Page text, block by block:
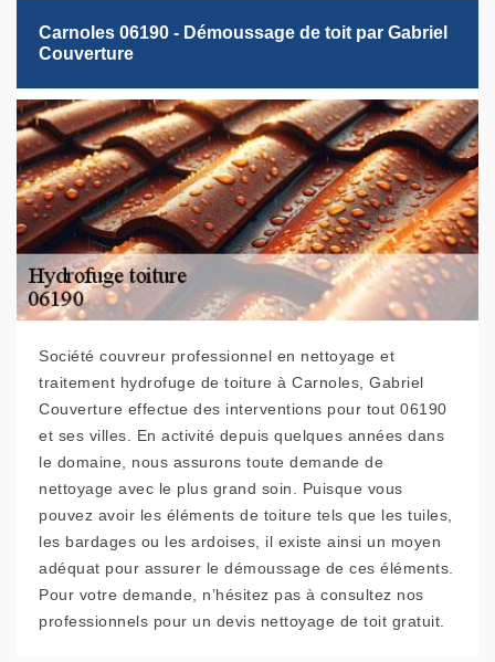
Carnoles 06190 - Démoussage de toit par Gabriel
Couverture
Société couvreur professionnel en nettoyage et
traitement hydrofuge de toiture à Carnoles, Gabriel
Couverture effectue des interventions pour tout 06190
et ses villes. En activité depuis quelques années dans
le domaine, nous assurons toute demande de
nettoyage avec le plus grand soin. Puisque vous
pouvez avoir les éléments de toiture tels que les tuiles,
les bardages ou les ardoises, il existe ainsi un moyen
adéquat pour assurer le démoussage de ces éléments.
Pour votre demande, n’hésitez pas à consultez nos
professionnels pour un devis nettoyage de toit gratuit.